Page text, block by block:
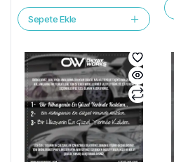
Sepete Ekle